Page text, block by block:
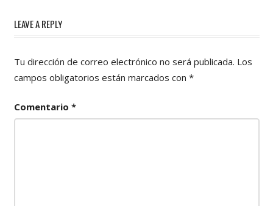
LEAVE A REPLY
Tu dirección de correo electrónico no será publicada. Los
campos obligatorios están marcados con *
Comentario *